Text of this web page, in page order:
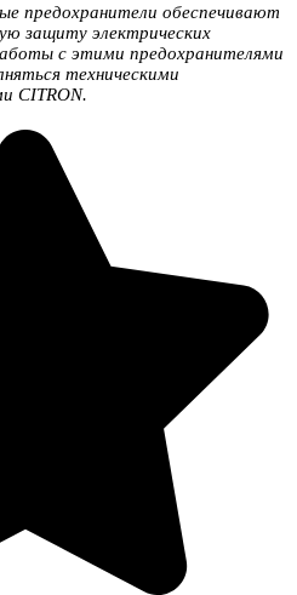
предохранители обеспечивают
защиту электрических
с этими предохранителями
техническими
CITRON.